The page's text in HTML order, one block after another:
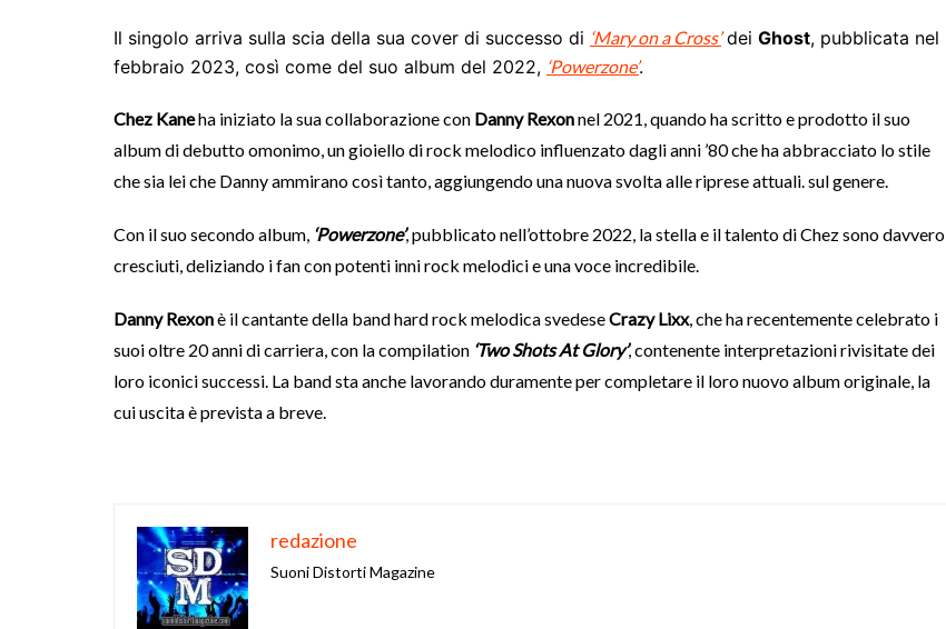
Il singolo arriva sulla scia della sua cover di successo di ‘Mary on a Cross’dei Ghost, pubblicata nel
febbraio 2023, così come del suo album del 2022, ‘Powerzone’.
Chez Kaneha iniziato la sua collaborazione con Danny Rexonnel 2021, quando ha scritto e prodotto il suo
album di debutto omonimo, un gioiello di rock melodico influenzato dagli anni ’80 che ha abbracciato lo stile
che sia lei che Danny ammirano così tanto, aggiungendo una nuova svolta alle riprese attuali. sul genere.
Con il suo secondo album, ‘Powerzone’, pubblicato nell’ottobre 2022, la stella e il talento di Chez sono davvero
cresciuti, deliziando i fan con potenti inni rock melodici e una voce incredibile.
Danny Rexonè il cantante della band hard rock melodica svedeseCrazy Lixx, che ha recentemente celebrato i
suoi oltre 20 anni di carriera, con la compilation ‘Two Shots At Glory’, contenente interpretazioni rivisitate dei
loro iconici successi. La band sta anche lavorando duramente per completare il loro nuovo album originale, la
cui uscita è prevista a breve.
redazione
Suoni Distorti Magazine